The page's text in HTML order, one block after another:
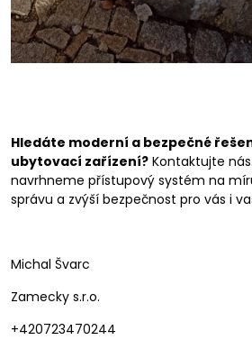
Hledáte moderní a bezpečné
ubytovací zařízení? Kontaktujte
navrhneme přístupový systém na
správu a zvýší bezpečnost pro vás i
Michal Švarc
Zamecky s.r.o.
+420723470244